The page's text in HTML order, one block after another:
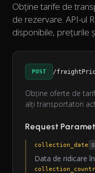
Obține tarife de
de rezervare. API-ul
disponibile, prețurile
POST /
Obține oferte de
alți transportatori
Request
collection_date
Data de ridicare